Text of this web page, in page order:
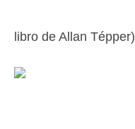
libro de Allan Tépper)